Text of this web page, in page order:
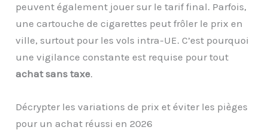
peuvent également jouer sur le tarif final. Parfois,
une cartouche de cigarettes peut frôler le prix en
ville, surtout pour les vols intra-UE. C’est pourquoi
une vigilance constante est requise pour tout
achat sans taxe.
Décrypter les variations de prix et éviter les pièges
pour un achat réussi en 2026